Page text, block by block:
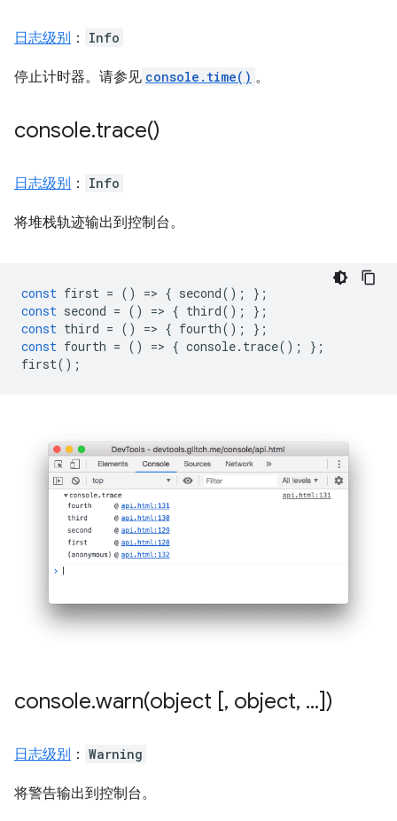
日志级别 ： Info
停止计时器。请参见 console.time() 。
console.trace()
日志级别 ： Info
将堆栈轨迹输出到控制台。
const first = () => { second();
};
const second = () => { third();
};
const third = () => { fourth();
};
const fourth = () => { console. trace();
};
first();
console.warn(object [, object, ...])
日志级别 ： Warning
将警告输出到控制台。